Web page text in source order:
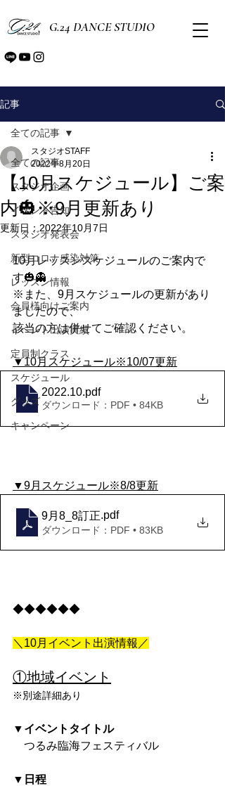
G.24 DANCE STUDIO
記事
全ての記事
スタジオ企画
イベント告知
スタジオ発表会
新型コロナ感染対策
レッスン情報
会員様向けご案内
イベント出演実績
定員制クラス
スケジュール
グッズ
キャンペーン
全ての記事
【10月スケジュール】ご案
内🎃※9月更新あり
スタジオSTAFF
2022年8月20日
更新日： 2022年10月7日
10月レッスンスケジュールのご案内で
す🎃👻
※また、9月スケジュールの更新があり
ましたので、
該当の方は併せてご確認ください。
▼10月スケジュール※10/07更新
2022.10.pdf
ダウンロード：PDF • 84KB
▼9月スケジュール※8/8更新
9月8_8訂正.pdf
ダウンロード：PDF • 83KB
◆◆◆◆◆◆
＼10月イベント出演情報／
①地域イベント
※別途詳細あり
▼イベントタイトル
つるみ臨海フェスティバル
▼日程